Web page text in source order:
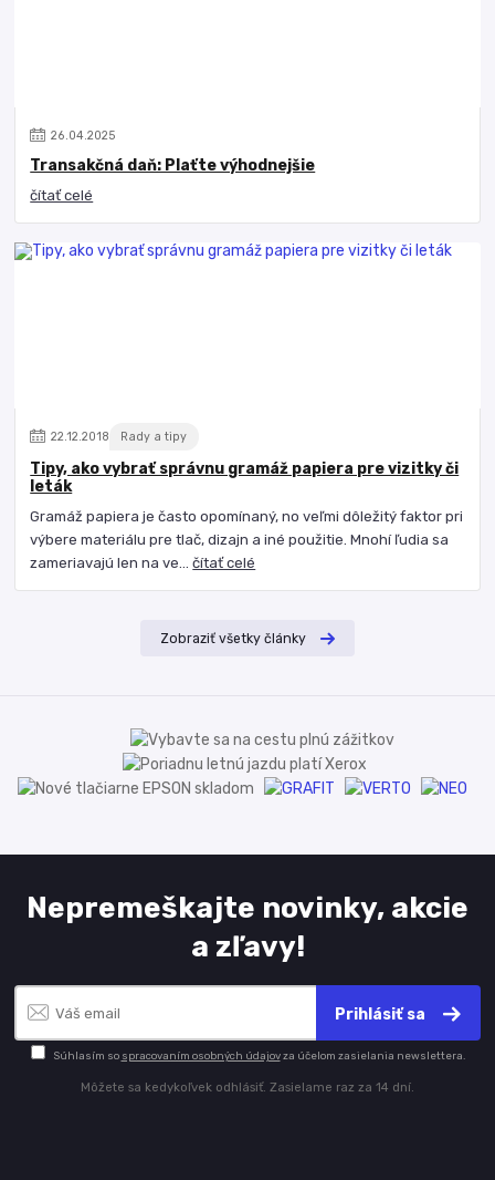
26.04.2025
Transakčná daň: Plaťte výhodnejšie
čítať celé
22.12.2018 Rady a tipy
Tipy, ako vybrať správnu gramáž papiera pre vizitky či
leták
Gramáž papiera je často opomínaný, no veľmi dôležitý faktor pri
výbere materiálu pre tlač, dizajn a iné použitie. Mnohí ľudia sa
zameriavajú len na ve...čítať celé
Zobraziť všetky články
Nepremeškajte novinky, akcie
a zľavy!
Prihlásiť sa
Súhlasím so spracovaním osobných údajovza účelom zasielania newslettera.
Môžete sa kedykoľvek odhlásiť. Zasielame raz za 14 dní.